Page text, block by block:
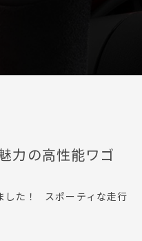
力の高性能ワゴ
した！ スポーティな走行